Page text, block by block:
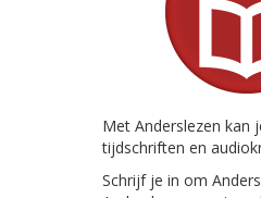
Met Anderslezen kan
tijdschriften en
Schrijf je in om